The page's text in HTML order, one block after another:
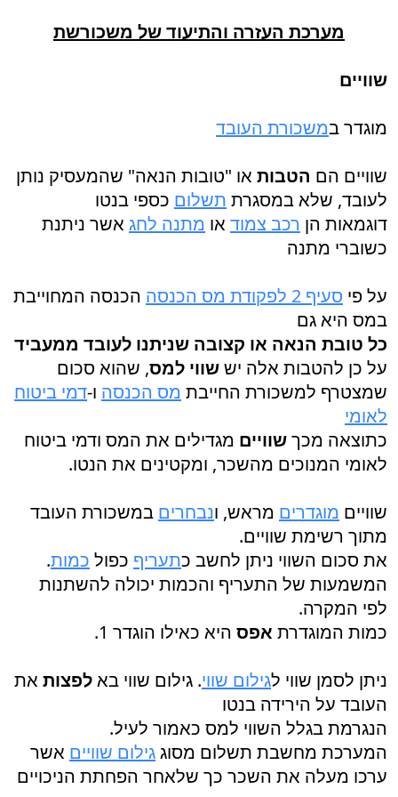
מערכת העזרה והתיעוד של משכורשת
שוויים
מוגדר במשכורת העובד
שוויים הם הטבות או "טובות הנאה" שהמעסיק נותן
לעובד, שלא במסגרת תשלום כספי בנטו
דוגמאות הן רכב צמוד או מתנה לחג אשר ניתנת
כשוברי מתנה
על פי סעיף 2 לפקודת מס הכנסה
הכנסה המחוייבת
במס היא גם
כל טובת הנאה או קצובה שניתנו לעובד ממעביד
על כן להטבות אלה יששווי למס, שהוא סכום
שמצטרף למשכורת החייבת מס הכנסה ו-דמי ביטוח
לאומי
כתוצאה מכךשוויים מגדילים את המס ודמי ביטוח
לאומי המנוכים מהשכר, ומקטינים את הנטו.
שוויים מוגדרים מראש, ונבחרים במשכורת העובד
מתוך רשימת שוויים.
את סכום השווי ניתן לחשב כתעריף כפול כמות.
המשמעות של התעריף והכמות יכולה להשתנות
לפי המקרה.
כמות המוגדרת אפס היא כאילו הוגדר 1.
ניתן לסמן שווי לגילום שווי. גילום שווי באלפצות את
העובד על הירידה בנטו
הנגרמת בגלל השווי למס כאמור לעיל.
המערכת מחשבת תשלום מסוגגילום שוויים אשר
ערכו מעלה את השכר כך שלאחר הפחתת הניכויים